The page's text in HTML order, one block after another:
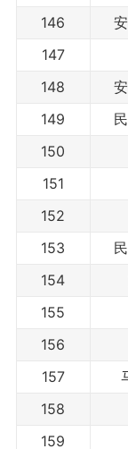
146
147
148
149
150
151
152
153
154
155
156
157
158
159